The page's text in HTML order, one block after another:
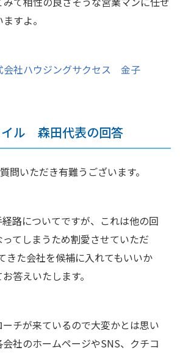
すよ。
社ハウジングサクセス 金子
イル 森田代表の回答
問いただき有難うございます。
路についてですが、これは他の回
てしまうため割愛させていただ
きた会社を候補に入れてもいいか
答えいたします。
チが来ているので大変かとは思い
社のホームページやSNS、クチコ